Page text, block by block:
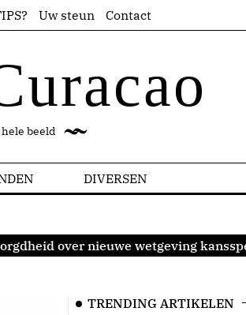
Uw steun Contact
beeld
DIVERSEN
over nieuwe wetgeving
TRENDING ARTIKELEN